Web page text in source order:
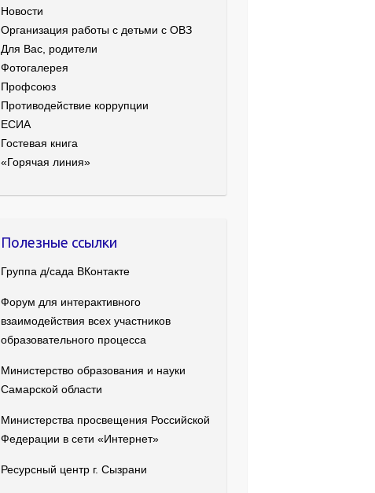
Новости
Организация работы с детьми с ОВЗ
Для Вас, родители
Фотогалерея
Профсоюз
Противодействие коррупции
ЕСИА
Гостевая книга
«Горячая линия»
Полезные ссылки
Группа д/сада ВКонтакте
Форум для интерактивного
взаимодействия всех участников
образовательного процесса
Министерство образования и науки
Самарской области
Министерства просвещения Российской
Федерации в сети «Интернет»
Ресурсный центр г. Сызрани